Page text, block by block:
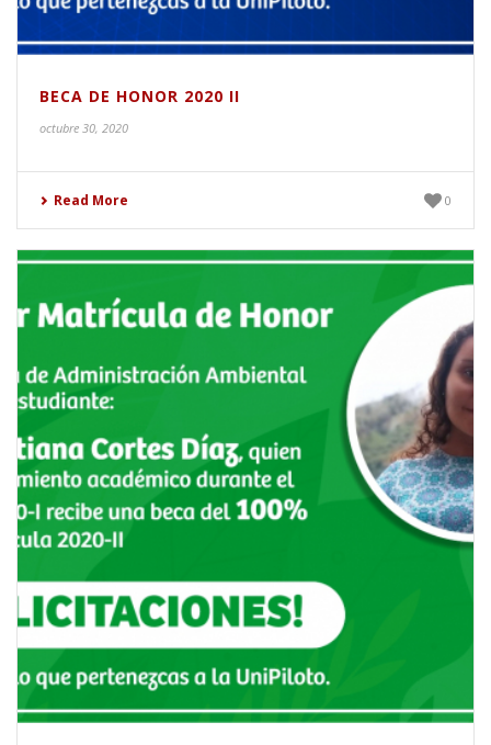
BECA DE HONOR 2020 II
octubre 30, 2020
Read More 0